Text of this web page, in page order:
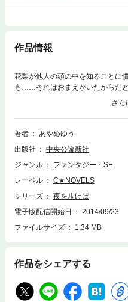
作品情報
花梨が他人の頭の中を知ることに
も……それはおまえがいたからだ
たんだ。大学生になって、一野の
野は、東京、七枷市と続く目撃者
で捜査に当たる。その目前で、彼
梨以外に視えない異能があること
著者
あやめゆう
出版社
中央公論新社
ジャンル
ファンタジー・SF
レーベル
C★NOVELS
シリーズ
夜を歩けば
電子版配信開始日
2014/09/23
ファイルサイズ
1.34 MB
作品をシェアする